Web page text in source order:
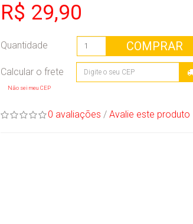
R$ 29,90
Quantidade COMPRAR
Não sei meu CEP
0 avaliações / Avalie este produto